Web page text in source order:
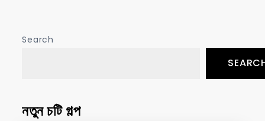
Search
নতুন চটি গল্প